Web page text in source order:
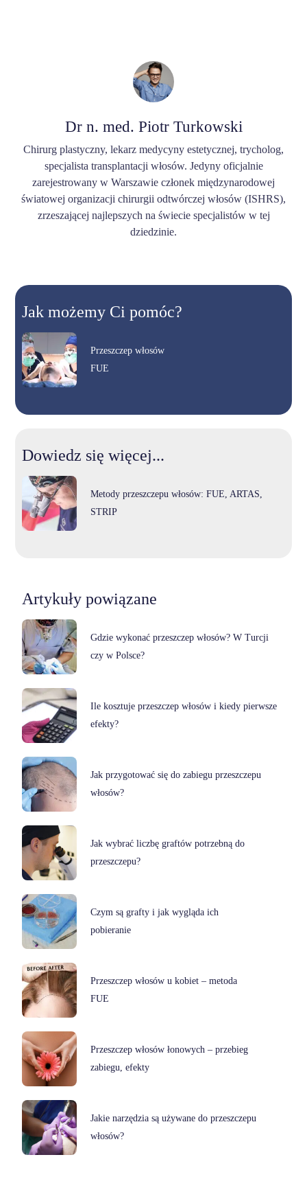
Dr n. med. Piotr Turkowski
Chirurg plastyczny, lekarz medycyny estetycznej, trycholog,
specjalista transplantacji włosów. Jedyny oficjalnie
zarejestrowany w Warszawie członek międzynarodowej
światowej organizacji chirurgii odtwórczej włosów (ISHRS),
zrzeszającej najlepszych na świecie specjalistów w tej
dziedzinie.
Jak możemy Ci pomóc?
Przeszczep włosów
FUE
Dowiedz się więcej...
Metody przeszczepu włosów: FUE, ARTAS,
STRIP
Artykuły powiązane
Gdzie wykonać przeszczep włosów? W Turcji
czy w Polsce?
Ile kosztuje przeszczep włosów i kiedy pierwsze
efekty?
Jak przygotować się do zabiegu przeszczepu
włosów?
Jak wybrać liczbę graftów potrzebną do
przeszczepu?
Czym są grafty i jak wygląda ich
pobieranie
Przeszczep włosów u kobiet – metoda
FUE
Przeszczep włosów łonowych – przebieg
zabiegu, efekty
Jakie narzędzia są używane do przeszczepu
włosów?